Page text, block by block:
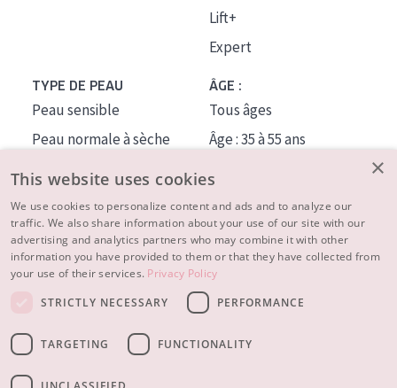
Lift+
Expert
TYPE DE PEAU
Peau sensible
Peau normale à sèche
Peau mixte ou grasse
Peau mature
Peau ménopausée
ÂGE :
Tous âges
Âge : 35 à 55 ans
À PROPOS
CONSEILS BEAUTÉ
×
This website uses cookies
We use cookies to personalize content and ads and to analyze our
traffic. We also share information about your use of our site with our
advertising and analytics partners who may combine it with other
information you have provided to them or that they have collected from
your use of their services. Privacy Policy
STRICTLY NECESSARY
PERFORMANCE
TARGETING FUNCTIONALITY